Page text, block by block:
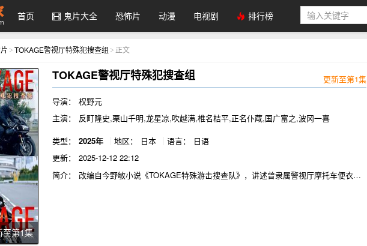
首页 鬼片大全 恐怖片 动漫 电视剧 排行榜
> TOKAGE警视厅特殊犯搜查组 > 正文
至第1集
TOKAGE警视厅特殊犯搜查组
更新至第1集
导演：
权野元
主演：
反町隆史,栗山千明,龙星凉,吹越满,椎名桔平,正名仆蔵,国广富之,波冈一喜
类型：
2025年 地区： 日本 语言：
日语
更新：
2025-12-12 22:12
简介：
改编自今野敏小说《TOKAGE特殊游击搜查队》，讲述曾隶属警视厅摩托车便衣搜